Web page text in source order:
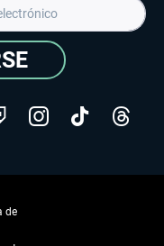
los derechos
de